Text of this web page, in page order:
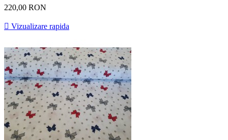
220,00 RON
 Vizualizare rapida